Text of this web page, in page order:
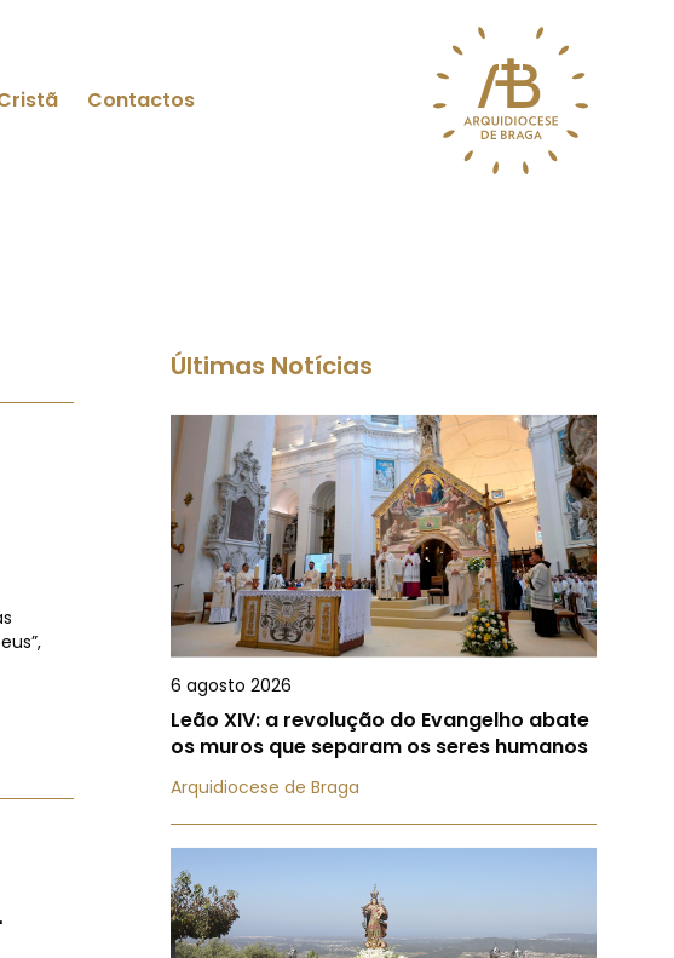
Contactos
Últimas Notícias
6 agosto 2026
Leão XIV: a revolução do Evangelho abate
os muros que separam os seres humanos
Arquidiocese de Braga